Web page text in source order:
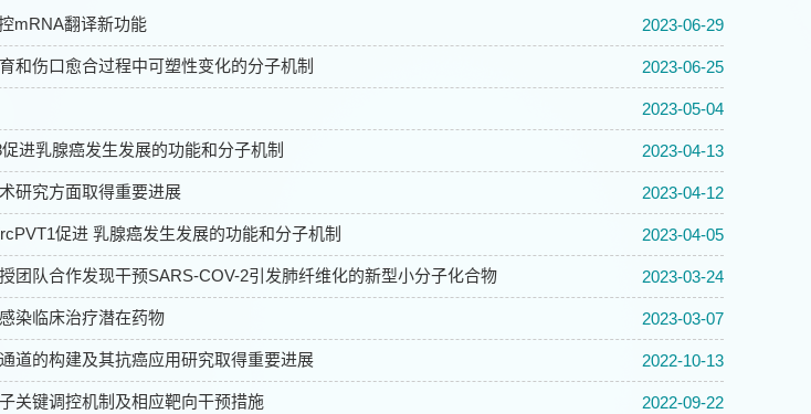
mRNA翻译新功能 2023-06-29
和伤口愈合过程中可塑性变化的分子机制 2023-06-25
2023-05-04
进乳腺癌发生发展的功能和分子机制 2023-04-13
研究方面取得重要进展 2023-04-12
促进 乳腺癌发生发展的功能和分子机制 2023-04-05
团队合作发现干预SARS-COV-2引发肺纤维化的新型小分子化合物 2023-03-24
染临床治疗潜在药物 2023-03-07
道的构建及其抗癌应用研究取得重要进展 2022-10-13
关键调控机制及相应靶向干预措施 2022-09-22